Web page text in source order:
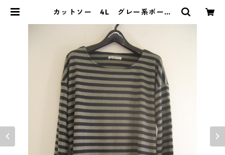
カットソー 4L グレー系ボーダ
CE